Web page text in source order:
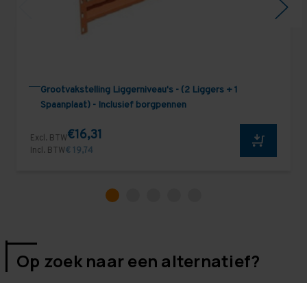
Grootvakstelling Liggerniveau's - (2 Liggers + 1
Spaanplaat) - Inclusief borgpennen
Excl. BTW€16,31
Incl. BTW€ 19,74
Op zoek naar een alternatief?